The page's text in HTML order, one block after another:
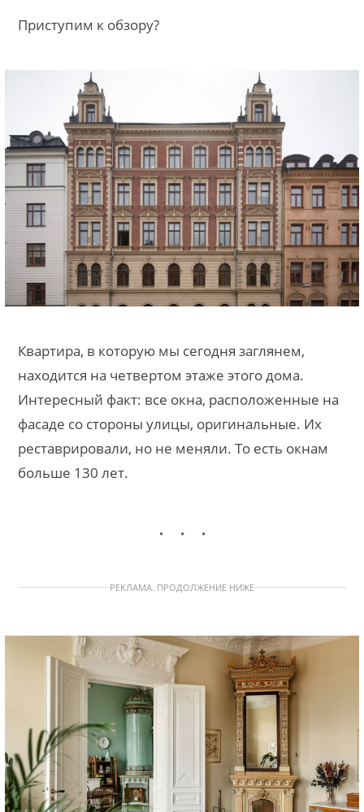
Приступим к обзору?
Квартира, в которую мы сегодня заглянем,
находится на четвертом этаже этого дома.
Интересный факт: все окна, расположенные на
фасаде со стороны улицы, оригинальные. Их
реставрировали, но не меняли. То есть окнам
больше 130 лет.
РЕКЛАМА. ПРОДОЛЖЕНИЕ НИЖЕ